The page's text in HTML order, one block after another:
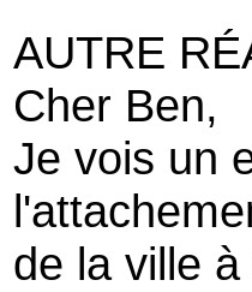
AUTRE
Cher Ben,
Je vois un
de la ville